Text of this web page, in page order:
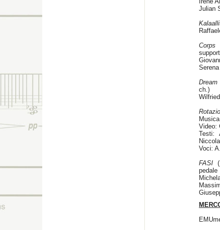
Julian
Dream
ch.)
Video:
Testi:
Voci:
FASI
pedale